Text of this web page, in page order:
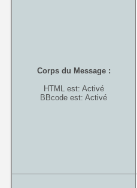
Corps du Message :
HTML est: Activé
BBcode est: Activé